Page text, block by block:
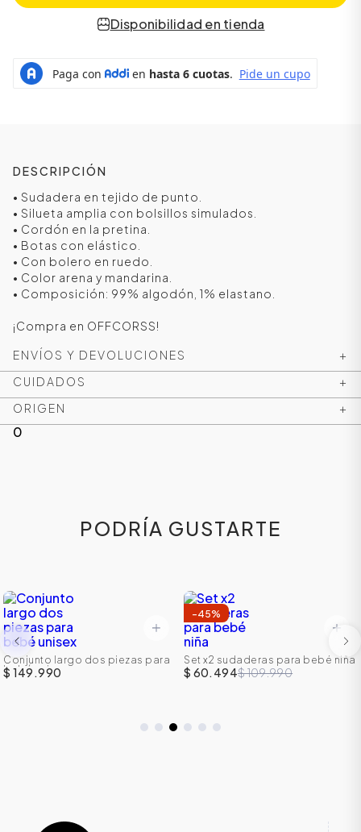
Disponibilidad en tienda
DESCRIPCIÓN
• Sudadera en tejido de punto.
• Silueta amplia con bolsillos simulados.
• Cordón en la pretina.
• Botas con elástico.
• Con bolero en ruedo.
• Color arena y mandarina.
• Composición: 99% algodón, 1% elastano.
¡Compra en OFFCORSS!
ENVÍOS Y DEVOLUCIONES
+
CUIDADOS
+
ORIGEN
+
0
PODRÍA GUSTARTE
Conjunto largo dos piezas para
bebé unisex
$ 149.990
-45%
Set x2 sudaderas para bebé niña
$ 60.494$ 109.990